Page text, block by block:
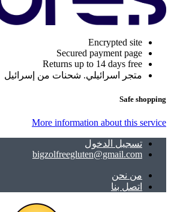
Encrypted site
Secured payment page
Returns up to 14 days free
متجر اسرائيلي. شحنات من إسرائيل
Safe shopping
More information about this service
تسجيل الدخول
bigzolfreegluten@gmail.com
ﻣﻦ ﻧﺤﻦ
اتصل بنا